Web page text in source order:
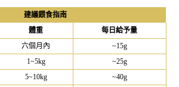
建議餵食指南
體重
每日給予量
六個月內
~15g
1~5kg
~25g
5~10kg
~40g